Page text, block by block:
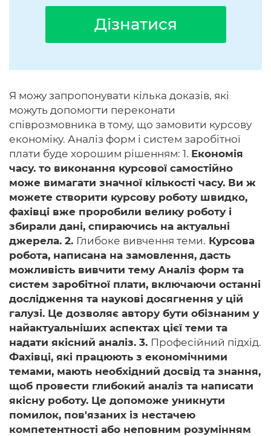
Дізнатися
Я можу запропонувати кілька доказів, які
можуть допомогти переконати
співрозмовника в тому, що замовити курсову
економіку. Аналіз форм і систем заробітної
плати буде хорошим рішенням: 1. Економія
часу. то виконання курсової самостійно
може вимагати значної кількості часу. Ви ж
можете створити курсову роботу швидко,
фахівці вже проробили велику роботу і
збирали дані, спираючись на актуальні
джерела. 2. Глибоке вивчення теми. Курсова
робота, написана на замовлення, дасть
можливість вивчити тему Аналіз форм та
систем заробітної плати, включаючи останні
дослідження та наукові досягнення у цій
галузі. Це дозволяє автору бути обізнаним у
найактуальніших аспектах цієї теми та
надати якісний аналіз. 3. Професійний підхід.
Фахівці, які працюють з економічними
темами, мають необхідний досвід та знання,
щоб провести глибокий аналіз та написати
якісну роботу. Це допоможе уникнути
помилок, пов'язаних із нестачею
компетентності або неповним розумінням